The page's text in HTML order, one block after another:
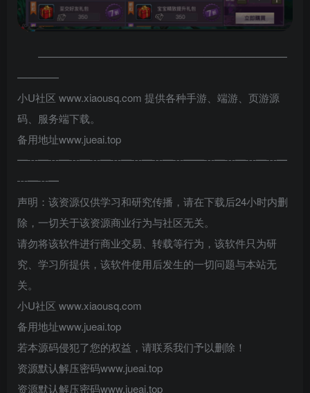
————————————————————————
————
小U社区 www.xiaousq.com 提供各种手游、端游、页游源
码、服务端下载。
备用地址www.jueai.top
━┅━┅━┅━┅━┅━┅━┅━┅━━┅━┅━┅━┅━
┅━┅━
声明：该资源仅供学习和研究传播，请在下载后24小时内删
除，一切关于该资源商业行为与社区无关。
请勿将该软件进行商业交易、转载等行为，该软件只为研
究、学习所提供，该软件使用后发生的一切问题与本站无
关。
小U社区 www.xiaousq.com
备用地址www.jueai.top
若本源码侵犯了您的权益，请联系我们予以删除！
资源默认解压密码www.jueai.top
资源默认解压密码www.jueai.top